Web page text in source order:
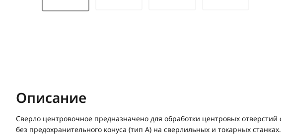
Описание
Сверло центровочное предназначено для обработки центровых отверстий
без предохранительного конуса (тип А) на сверлильных и токарных станках.